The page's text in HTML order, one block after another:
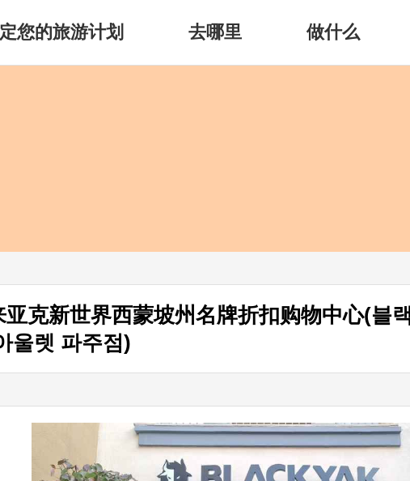
您的旅游计划 去哪里 做什么
克新世界西蒙坡州名牌折扣购物中心(블
울렛 파주점)